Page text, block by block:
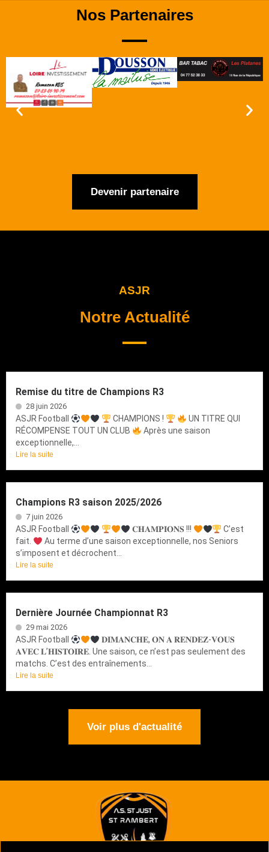
Nos Partenaires
Devenir partenaire
ASJR
Notre Actualité
Remise du titre de Champions R3
28 juin 2026
ASJR Football CHAMPIONS !
UN TITRE QUI
RÉCOMPENSE TOUT UN CLUB
Après une saison
exceptionnelle,...
Lire la suite
Champions R3 saison 2025/2026
7 juin 2026
ASJR Football 𝐂𝐇𝐀𝐌𝐏𝐈𝐎𝐍𝐒 !!!
C’est
fait.
Au terme d’une saison exceptionnelle, nos Seniors
s’imposent et décrochent...
Lire la suite
Dernière Journée Championnat R3
29 mai 2026
ASJR Football
𝐃𝐈𝐌𝐀𝐍𝐂𝐇𝐄, 𝐎𝐍 𝐀 𝐑𝐄𝐍𝐃𝐄𝐙-𝐕𝐎𝐔𝐒
𝐀𝐕𝐄𝐂 𝐋’𝐇𝐈𝐒𝐓𝐎𝐈𝐑𝐄. Une saison, ce n’est pas seulement des
matchs. C’est des entraînements...
Lire la suite
Voir plus d'actualité